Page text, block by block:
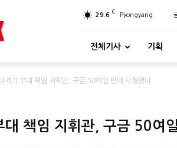
29.6 C Pyongyang
전체기사 기획
격기 부대 책임 지휘관, 구금 50여일 만에 사형됐다
대 책임 지휘관, 구금 50여